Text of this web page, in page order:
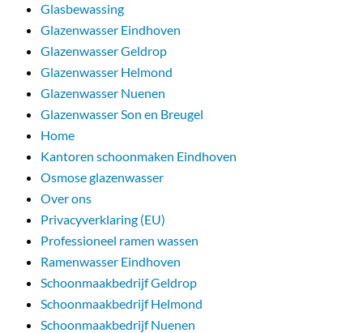
Glasbewassing
Glazenwasser Eindhoven
Glazenwasser Geldrop
Glazenwasser Helmond
Glazenwasser Nuenen
Glazenwasser Son en Breugel
Home
Kantoren schoonmaken Eindhoven
Osmose glazenwasser
Over ons
Privacyverklaring (EU)
Professioneel ramen wassen
Ramenwasser Eindhoven
Schoonmaakbedrijf Geldrop
Schoonmaakbedrijf Helmond
Schoonmaakbedrijf Nuenen